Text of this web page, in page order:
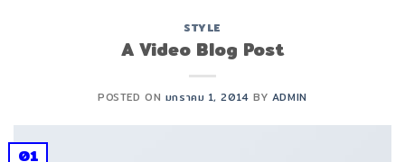
STYLE
A Video Blog Post
POSTED ON มกราคม 1, 2014 BY ADMIN
01